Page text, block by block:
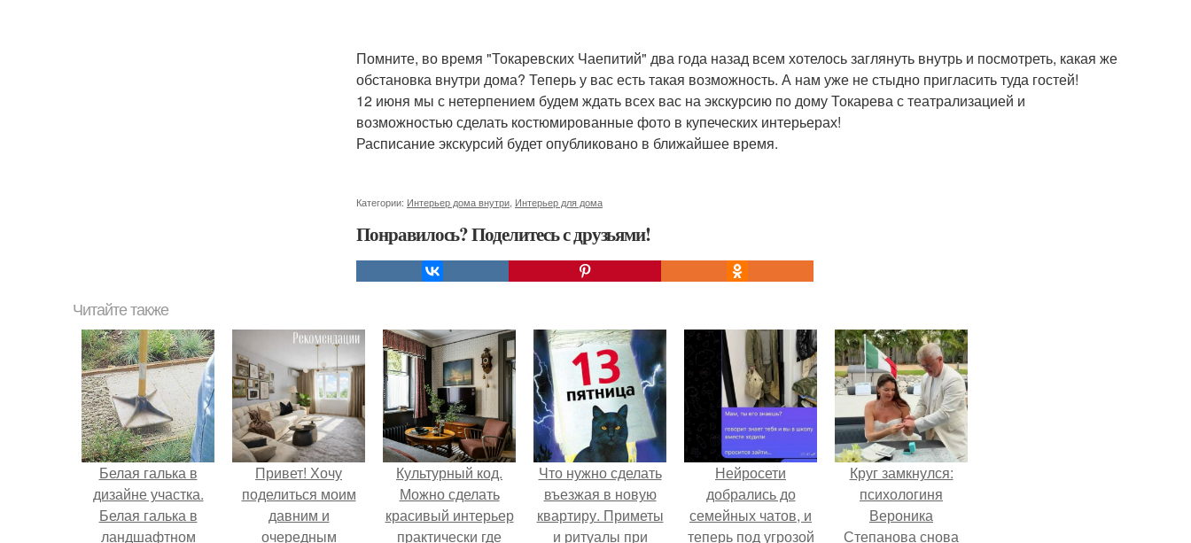
Помните, во время "Токаревских Чаепитий" два года назад всем хотелось заглянуть внутрь и посмотреть, какая же
обстановка внутри дома? Теперь у вас есть такая возможность. А нам уже не стыдно пригласить туда гостей!
12 июня мы с нетерпением будем ждать всех вас на экскурсию по дому Токарева с театрализацией и
возможностью сделать костюмированные фото в купеческих интерьерах!
Расписание экскурсий будет опубликовано в ближайшее время.
Категории: Интерьер дома внутри Интерьер для дома
Понравилось? Поделитесь с друзьями!
Читайте также
Белая галька в
дизайне участка.
Белая галька в
ландшафтном
Привет! Хочу
поделиться моим
давним и
очередным
Культурный код.
Можно сделать
красивый интерьер
практически где
Что нужно сделать
въезжая в новую
квартиру. Приметы
и ритуалы при
Нейросети
добрались до
семейных чатов, и
теперь под угрозой
Круг замкнулся:
психологиня
Вероника
Степанова снова